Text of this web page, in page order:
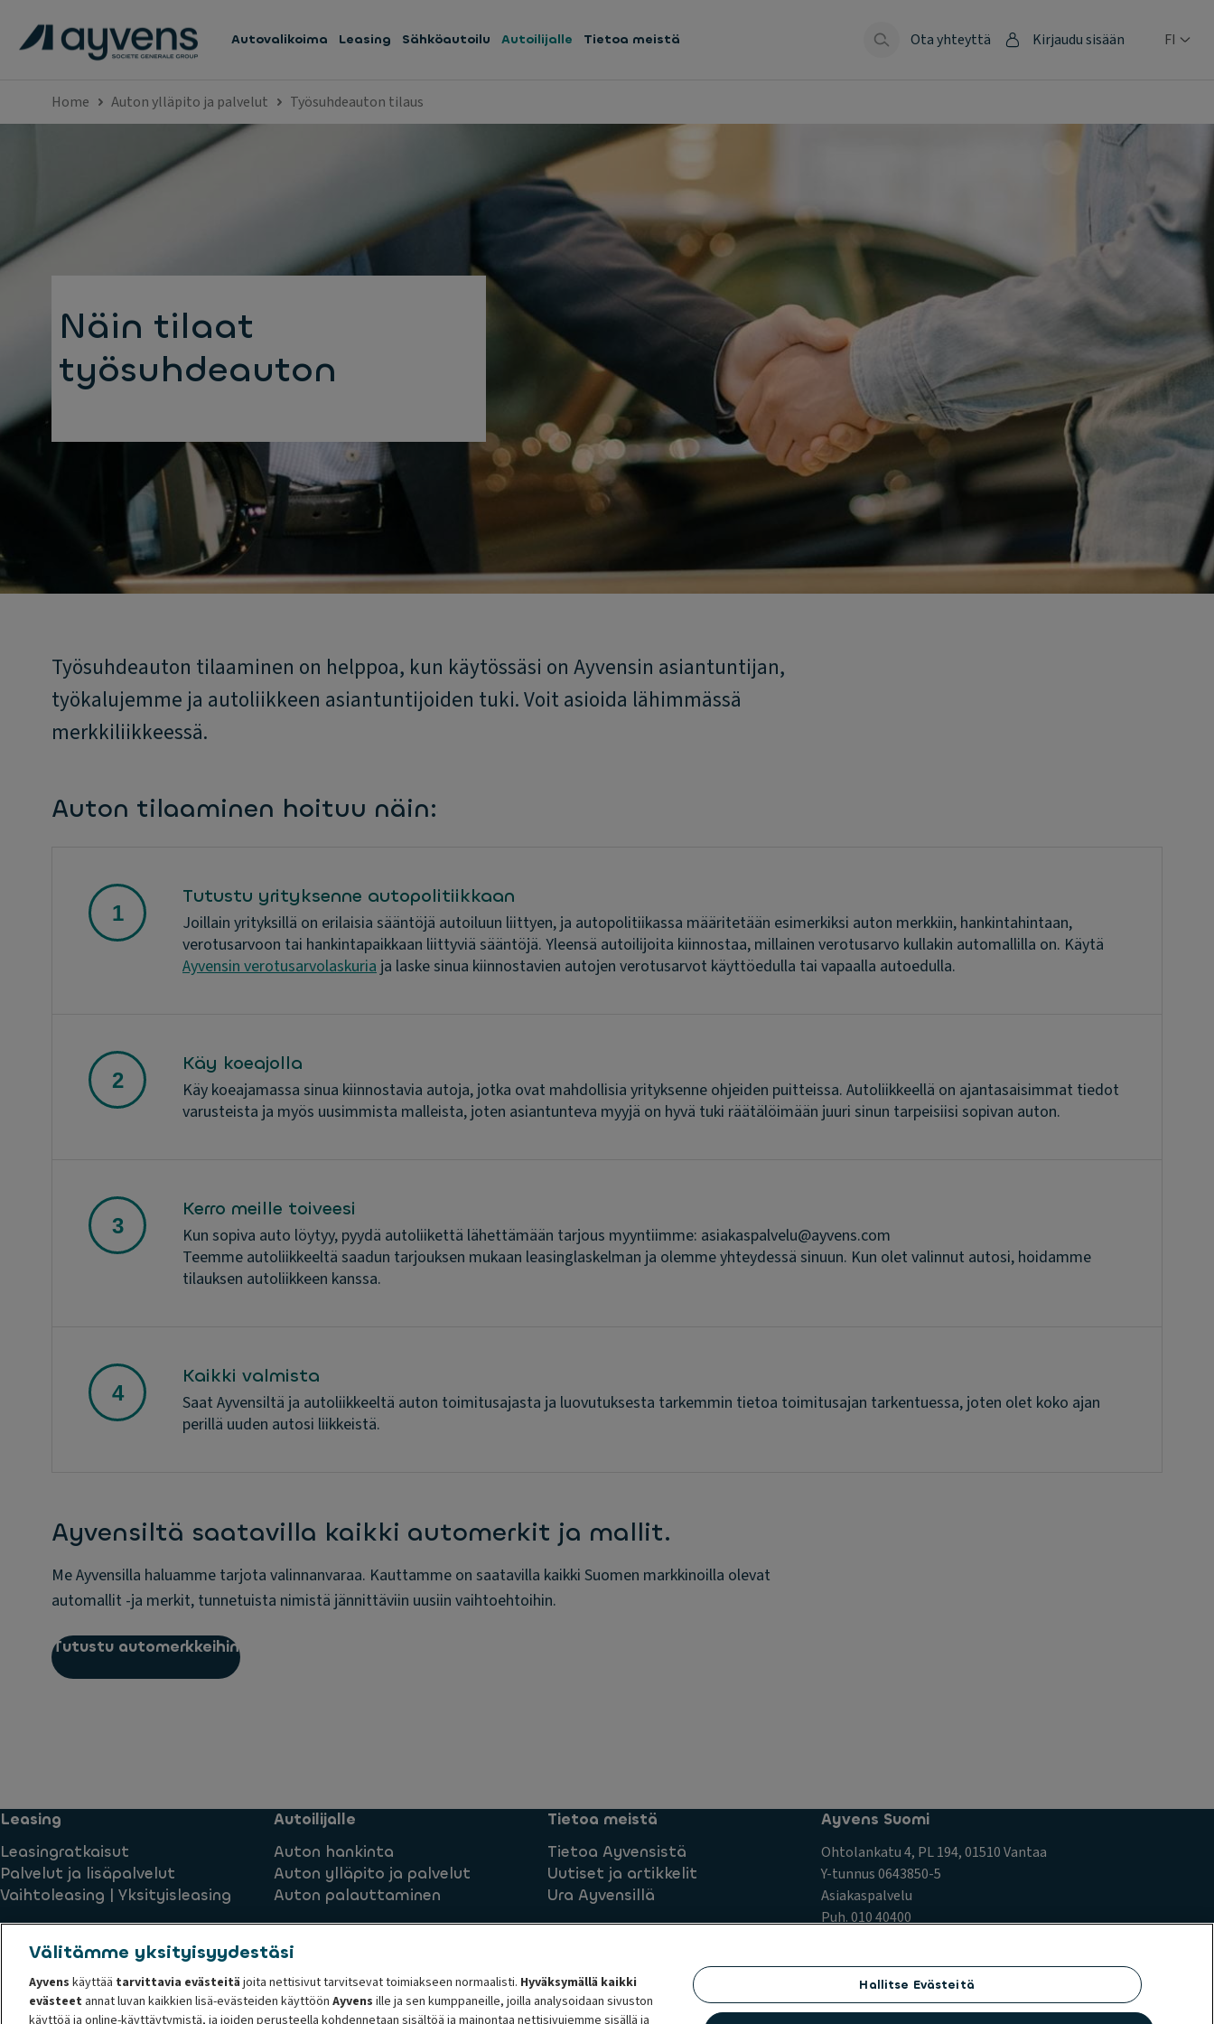
Autovalikoima Leasing Sähköautoilu Autoilijalle Tietoa meistä Ota yhteyttä Kirjaudu sisään FI
Home Auton ylläpito ja palvelut Työsuhdeauton tilaus
Näin tilaat
työsuhdeauton
Työsuhdeauton tilaaminen on helppoa, kun käytössäsi on Ayvensin asiantuntijan,
työkalujemme ja autoliikkeen asiantuntijoiden tuki. Voit asioida lähimmässä
merkkiliikkeessä.
Auton tilaaminen hoituu näin:
Tutustu yrityksenne autopolitiikkaan
Joillain yrityksillä on erilaisia sääntöjä autoiluun liittyen, ja autopolitiikassa määritetään esimerkiksi auton merkkiin, hankintahintaan,
verotusarvoon tai hankintapaikkaan liittyviä sääntöjä. Yleensä autoilijoita kiinnostaa, millainen verotusarvo kullakin automallilla on. Käytä
Ayvensin verotusarvolaskuria ja laske sinua kiinnostavien autojen verotusarvot käyttöedulla tai vapaalla autoedulla.
Käy koeajolla
Käy koeajamassa sinua kiinnostavia autoja, jotka ovat mahdollisia yrityksenne ohjeiden puitteissa. Autoliikkeellä on ajantasaisimmat tiedot
varusteista ja myös uusimmista malleista, joten asiantunteva myyjä on hyvä tuki räätälöimään juuri sinun tarpeisiisi sopivan auton.
Kerro meille toiveesi
Kun sopiva auto löytyy, pyydä autoliikettä lähettämään tarjous myyntiimme: asiakaspalvelu@ayvens.com
Teemme autoliikkeeltä saadun tarjouksen mukaan leasinglaskelman ja olemme yhteydessä sinuun. Kun olet valinnut autosi, hoidamme
tilauksen autoliikkeen kanssa.
Kaikki valmista
Saat Ayvensiltä ja autoliikkeeltä auton toimitusajasta ja luovutuksesta tarkemmin tietoa toimitusajan tarkentuessa, joten olet koko ajan
perillä uuden autosi liikkeistä.
Ayvensiltä saatavilla kaikki automerkit ja mallit.
Me Ayvensilla haluamme tarjota valinnanvaraa. Kauttamme on saatavilla kaikki Suomen markkinoilla olevat
automallit -ja merkit, tunnetuista nimistä jännittäviin uusiin vaihtoehtoihin.
Tutustu automerkkeihin
Leasing
Leasingratkaisut
Palvelut ja lisäpalvelut
Vaihtoleasing | Yksityisleasing
Autoilijalle
Auton hankinta
Auton ylläpito ja palvelut
Auton palauttaminen
Tietoa meistä
Tietoa Ayvensistä
Uutiset ja artikkelit
Ura Ayvensillä
Ayvens Suomi
Ohtolankatu 4, PL 194, 01510 Vantaa
Y-tunnus 0643850-5
Asiakaspalvelu
Puh. 010 40400
Conduct and ethical principles Evästekäytäntö Terms and conditions Tietosuojaseloste Ayvens
Palautteiden hallintakäytäntö
Välitämme yksityisyydestäsi
Ayvens käyttää tarvittavia evästeitä joita nettisivut tarvitsevat toimiakseen normaalisti. Hyväksymällä kaikki
evästeet annat luvan kaikkien lisä-evästeiden käyttöön Ayvens ille ja sen kumppaneille, joilla analysoidaan sivuston
käyttöä ja online-käyttäytymistä, ja joiden perusteella kohdennetaan sisältöä ja mainontaa nettisivujemme sisällä ja
Hallitse Evästeitä